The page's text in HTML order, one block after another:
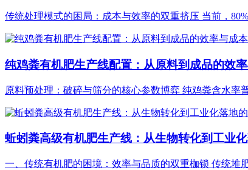
传统处理模式的困局：成本与效率的双重挤压 当前，
纯鸡粪有机肥生产线配置：从原料到成品的效
原料预处理：破碎与筛分的核心参数博弈 纯鸡粪含水率
蚯蚓粪高级有机肥生产线：从生物转化到工业
一、传统有机肥的困境：效率与品质的双重枷锁 传统堆